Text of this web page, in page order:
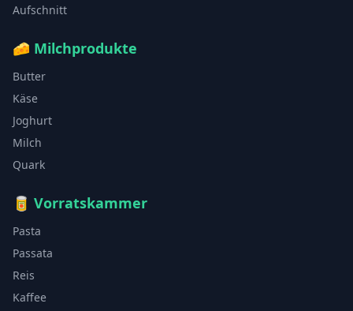
Aufschnitt
🧀 Milchprodukte
Butter
Käse
Joghurt
Milch
Quark
🥫 Vorratskammer
Pasta
Passata
Reis
Kaffee